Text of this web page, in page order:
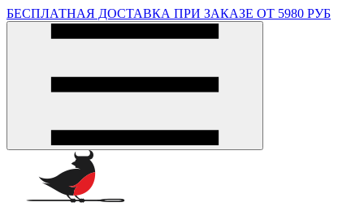
БЕСПЛАТНАЯ ДОСТАВКА ПРИ ЗАКАЗЕ ОТ 5980 РУБ